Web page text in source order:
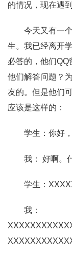
的情况，现在遇
今天又有一
生。我已经离开
必答的，他们
他们解答问题？
友的。但是他们
应该是这样的：
学生：你好
我： 好啊。
学生：
我：